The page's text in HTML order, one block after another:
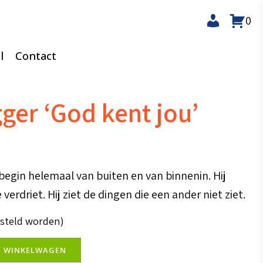
Contact
0
‘God kent jou’
helemaal van buiten en van binnenin. Hij
Hij ziet de dingen die een ander niet ziet.
worden)